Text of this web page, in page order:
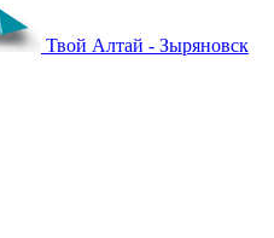
Твой Алтай - Зыряновск